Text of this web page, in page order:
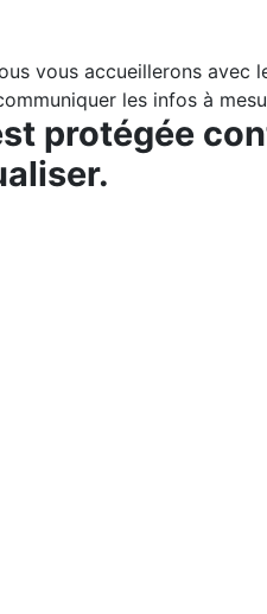
vous accueillerons
les infos à
protégée